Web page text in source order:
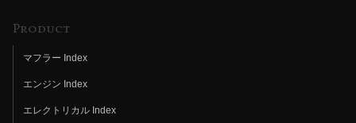
Product
マフラー Index
エンジン Index
エレクトリカル Index